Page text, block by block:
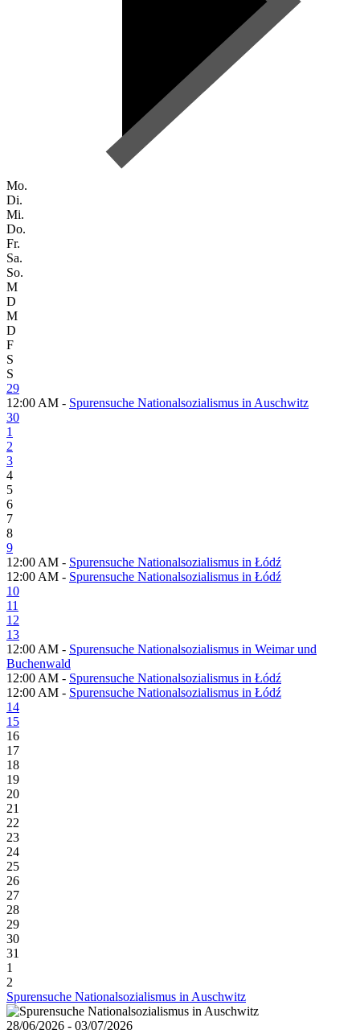
Mo.
Di.
Mi.
Do.
Fr.
Sa.
So.
M
D
M
D
F
S
S
29
12:00 AM - Spurensuche Nationalsozialismus in Auschwitz
30
1
2
3
4
5
6
7
8
9
12:00 AM - Spurensuche Nationalsozialismus in Łódź
12:00 AM - Spurensuche Nationalsozialismus in Łódź
10
11
12
13
12:00 AM - Spurensuche Nationalsozialismus in Weimar und
Buchenwald
12:00 AM - Spurensuche Nationalsozialismus in Łódź
12:00 AM - Spurensuche Nationalsozialismus in Łódź
14
15
16
17
18
19
20
21
22
23
24
25
26
27
28
29
30
31
1
2
Spurensuche Nationalsozialismus in Auschwitz
28/06/2026 - 03/07/2026